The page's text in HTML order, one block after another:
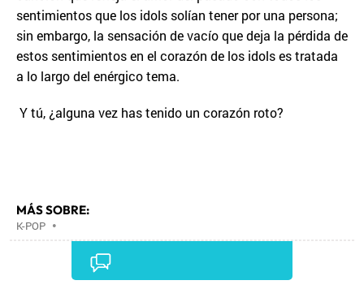
sentimientos que los idols solían tener por una persona;
sin embargo, la sensación de vacío que deja la pérdida de
estos sentimientos en el corazón de los idols es tratada
a lo largo del enérgico tema.
Y tú, ¿alguna vez has tenido un corazón roto?
MÁS SOBRE:
K-POP •